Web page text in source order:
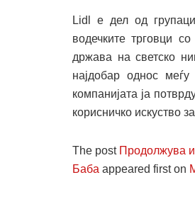
Lidl е дел од
водечките трговци
држава на светско
најдобар однос
компанијата ја
корисничко искуство
The post Продолжува
Баба appeared first on